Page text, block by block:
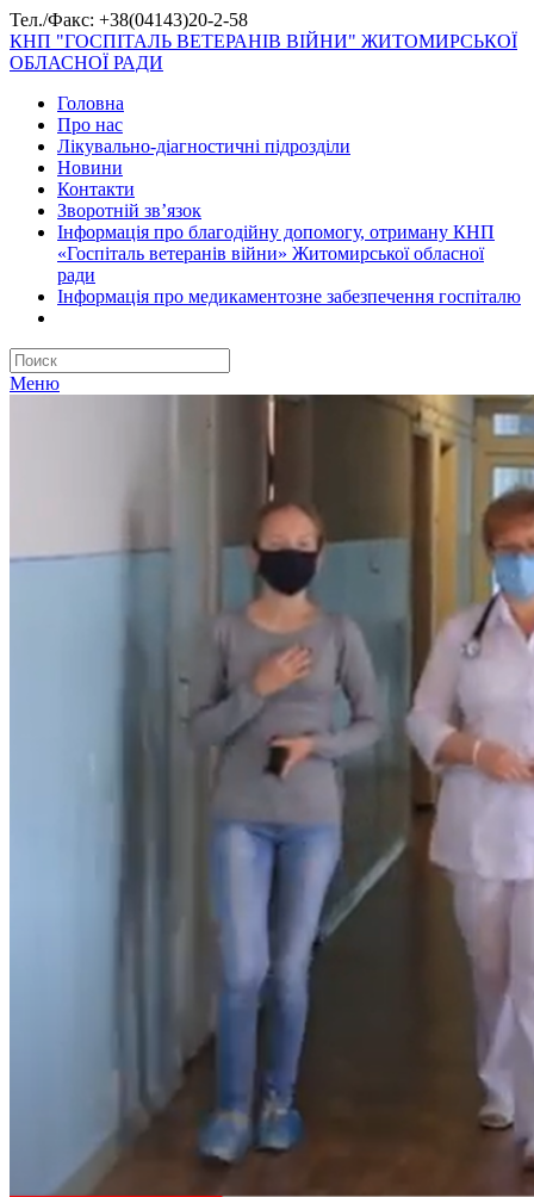
Тел./Факс: +38(04143)20-2-58
КНП "ГОСПІТАЛЬ ВЕТЕРАНІВ ВІЙНИ" ЖИТОМИРСЬКОЇ
ОБЛАСНОЇ РАДИ
Головна
Про нас
Лікувально-діагностичні підрозділи
Новини
Контакти
Зворотній зв’язок
Інформація про благодійну допомогу, отриману КНП
«Госпіталь ветеранів війни» Житомирської обласної
ради
Інформація про медикаментозне забезпечення госпіталю
Меню